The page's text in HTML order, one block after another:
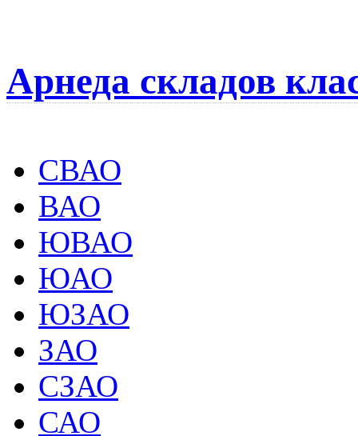
Арнеда складов
СВАО
ВАО
ЮВАО
ЮАО
ЮЗАО
ЗАО
СЗАО
САО